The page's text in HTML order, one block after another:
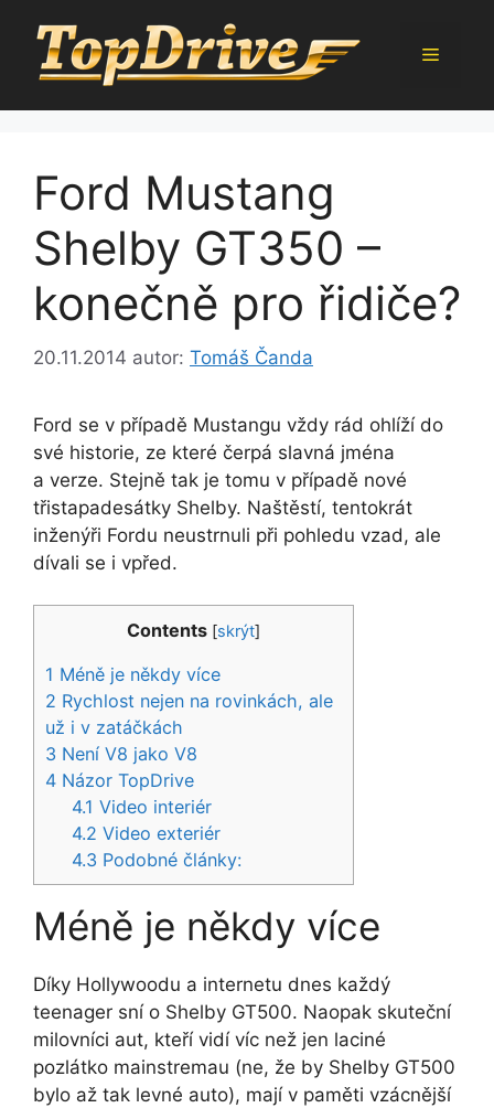
obsah
Menu
Ford Mustang
Shelby GT350 –
konečně pro řidiče?
20.11.2014 autor: Tomáš Čanda
Ford se v případě Mustangu vždy rád ohlíží do
své historie, ze které čerpá slavná jména
a verze. Stejně tak je tomu v případě nové
třistapadesátky Shelby. Naštěstí, tentokrát
inženýři Fordu neustrnuli při pohledu vzad, ale
dívali se i vpřed.
Contents [skrýt]
1 Méně je někdy více
2 Rychlost nejen na rovinkách, ale
už i v zatáčkách
3 Není V8 jako V8
4 Názor TopDrive
4.1 Video interiér
4.2 Video exteriér
4.3 Podobné články:
Méně je někdy více
Díky Hollywoodu a internetu dnes každý
teenager sní o Shelby GT500. Naopak skuteční
milovníci aut, kteří vidí víc než jen laciné
pozlátko mainstremau (ne, že by Shelby GT500
bylo až tak levné auto), mají v paměti vzácnější